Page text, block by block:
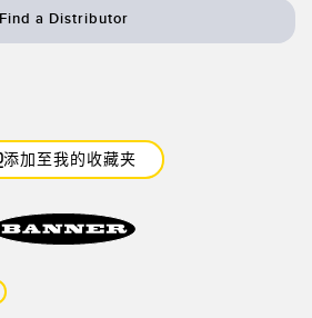
Find a Distributor
添加至我的收藏夹